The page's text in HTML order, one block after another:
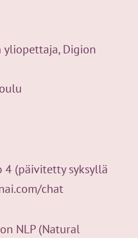
Digion
4 (päivitetty syksyllä
chat
NLP (Natural